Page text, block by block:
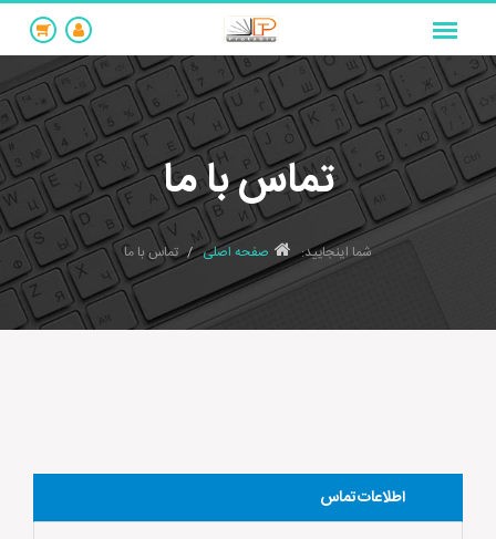
تماس با ما
شما اینجایید: صفحه اصلی تماس با ما
اطلاعات تماس